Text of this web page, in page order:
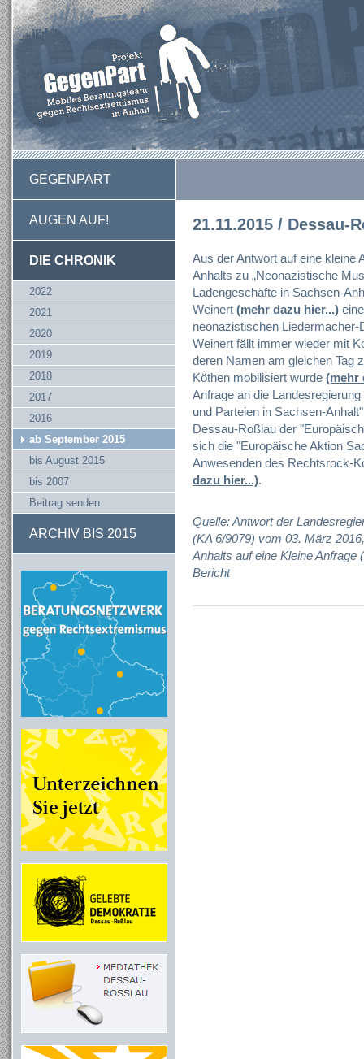
GEGENPART
AUGEN AUF!
DIE CHRONIK
2022
2021
2020
2019
2018
2017
2016
ab September 2015
bis August 2015
bis 2007
Beitrag senden
ARCHIV BIS 2015
21.11.2015 / Dessau-
Aus der Antwort auf eine kleine
Anhalts zu „Neonazistische
Ladengeschäfte in Sachsen-
Weinert (mehr dazu hier...)
neonazistischen
Weinert fällt immer wieder mit
deren Namen am gleichen Tag
Köthen mobilisiert wurde (mehr
Anfrage an die
und Parteien in Sachsen-
Dessau-Roßlau der
sich die "Europäische Aktion
Anwesenden des Rechtsrock-
dazu hier...).
Quelle: Antwort der
(KA 6/9079) vom 03. März
Anhalts auf eine Kleine
Bericht